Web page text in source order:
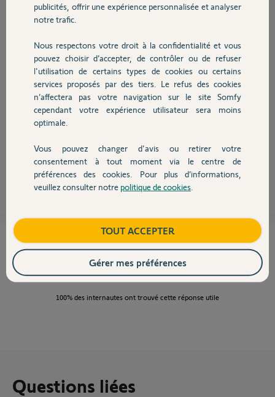
Domotique
Chauffage
Autres produits
Devis avec un pro
Contact
Xavier64
Participer au fil de discussion
Bonjour,
et votre pac.
Robert P. il y a presque 9 ans
Cette réponse vous a-t-elle aidé ?
NON OUI
100% des internautes ont trouvé cette réponse utile
Questions liées
publicités, offrir une expérience personnalisée et analyser
notre trafic.
Nous respectons votre droit à la confidentialité et vous
pouvez choisir d’accepter, de contrôler ou de refuser
l'utilisation de certains types de cookies ou certains
services proposés par des tiers. Le refus des cookies
n’affectera pas votre navigation sur le site Somfy
cependant votre expérience utilisateur sera moins
optimale.
Vous pouvez changer d'avis ou retirer votre
consentement à tout moment via le centre de
préférences des cookies. Pour plus d’informations,
veuillez consulter notre politique de cookies
TOUT ACCEPTER
Gérer mes préférences